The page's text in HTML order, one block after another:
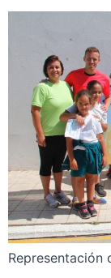
Representación